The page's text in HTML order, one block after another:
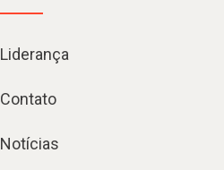
Liderança
Contato
Notícias